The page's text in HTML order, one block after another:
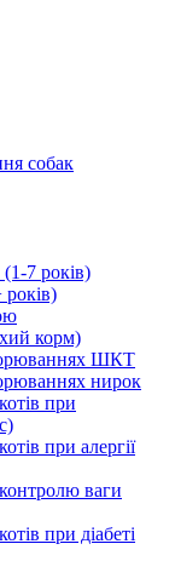
собак
7 років)
років)
корм)
ШКТ
нирок
при
при алергії
ваги
при діабеті